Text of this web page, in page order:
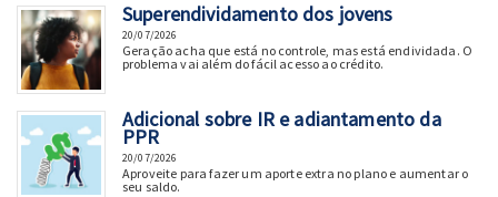
Superendividamento dos jovens
20/07/2026
Geração acha que está no controle, mas está endividada. O
problema vai além do fácil acesso ao crédito.
Adicional sobre IR e adiantamento da
PPR
20/07/2026
Aproveite para fazer um aporte extra no plano e aumentar o
seu saldo.